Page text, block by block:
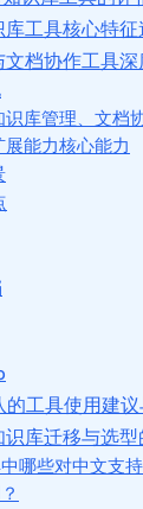
工具核心特征
文档协作工具
识库管理、文档
展能力核心能力
的工具使用建
识库迁移与选
哪些对中文支